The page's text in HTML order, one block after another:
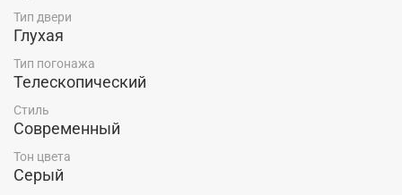
Полнотелая, композитная структура модели включает
в себя такие материалы как МДФ и древесно-
стружечный брус для большей прочности и
стабильности конструкции.
каменный производства ВФД по низкой цене
производителя в Красноярске можно в магазине
компании "Ярдеко".
Тип двери
Глухая
Тип погонажа
Телескопический
Стиль
Современный
Тон цвета
Серый